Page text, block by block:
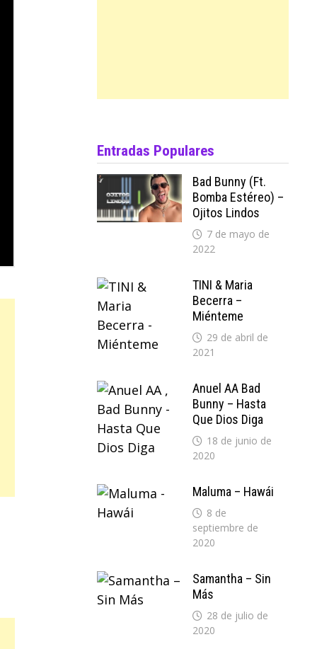
Entradas Populares
Bad Bunny (ft.
Bomba Estéreo) –
Ojitos Lindos
7 de mayo de
2022
TINI & Maria
Becerra –
Miénteme
29 de abril de
2021
Anuel AA Bad
Bunny – Hasta
Que Dios Diga
18 de junio de
2020
Maluma – Hawái
8 de
septiembre de
2020
Samantha – Sin
Más
28 de julio de
2020